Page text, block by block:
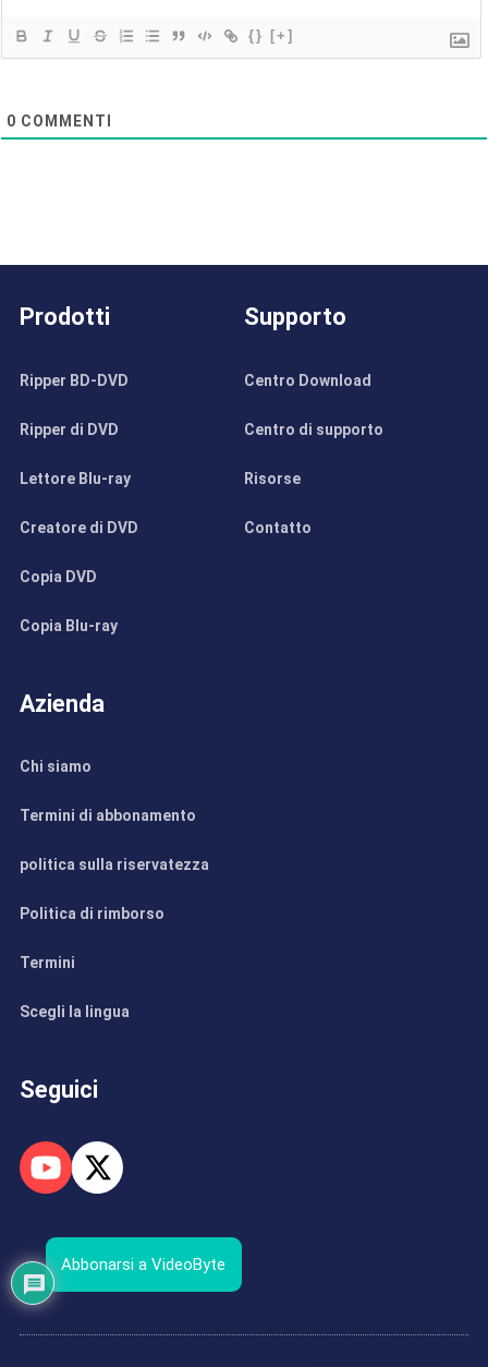
{} [+]
0 COMMENTI
Prodotti
Ripper BD-DVD
Ripper di DVD
Lettore Blu-ray
Creatore di DVD
Copia DVD
Copia Blu-ray
Supporto
Centro Download
Centro di supporto
Risorse
Contatto
Azienda
Chi siamo
Termini di abbonamento
politica sulla riservatezza
Politica di rimborso
Termini
Scegli la lingua
Seguici
Abbonarsi a VideoByte